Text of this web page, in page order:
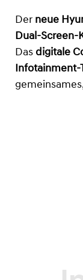
Der neue
Dual-Screen-
Das digitale
Infotainment-